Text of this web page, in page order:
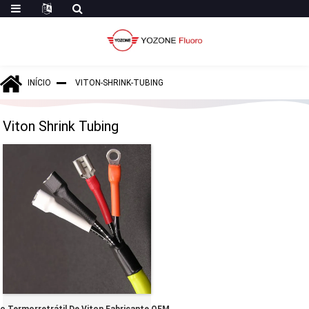
INÍCIO VITON-SHRINK-TUBING
Viton Shrink Tubing